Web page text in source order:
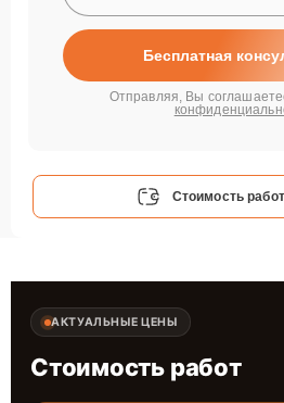
Бесплатная
Отправляя, Вы
Стоимость работ
АКТУАЛЬНЫЕ ЦЕНЫ
Стоимость работ